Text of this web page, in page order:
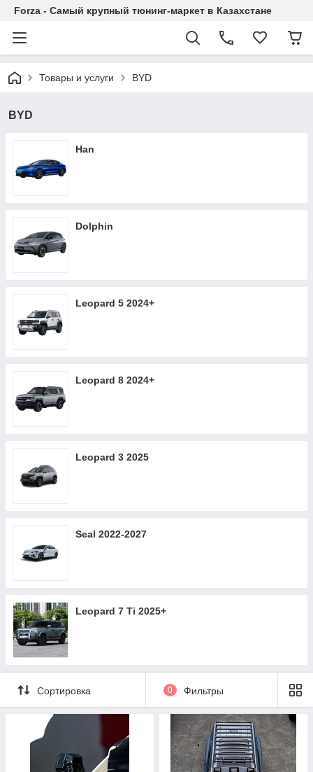
Forza - Самый крупный тюнинг-маркет в Казахстане
Товары и услуги BYD
BYD
Han
Dolphin
Leopard 5 2024+
Leopard 8 2024+
Leopard 3 2025
Seal 2022-2027
Leopard 7 Ti 2025+
Сортировка 0 Фильтры